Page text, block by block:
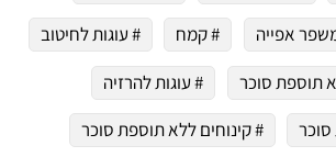
אפייה # קמח
# עוגות לחיטוב
תוספת סוכר
# עוגות להרזיה
# קינוחים ללא תוספת סוכר